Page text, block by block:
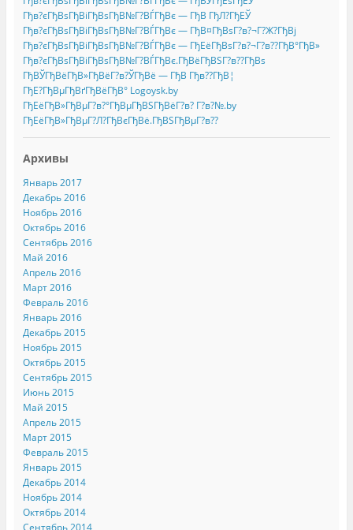
Гђв?єГђВѕГђВіГђВѕГђВ№Г?ВЃГђВє — ГђВ ГђЛ?ГђЕЎ
Гђв?єГђВѕГђВіГђВѕГђВ№Г?ВЃГђВє — ГђВ¤ГђВѕГ?в?¬Г?Ж?ГђВј
Гђв?єГђВѕГђВіГђВѕГђВ№Г?ВЃГђВє — ГђЕёГђВѕГ?в?¬Г?в??ГђВ°ГђВ»
Гђв?єГђВѕГђВіГђВѕГђВ№Г?ВЃГђВє.ГђВёГђВЅГ?в??ГђВѕ
ГђВЎГђВёГђВ»ГђВёГ?в?ЎГђВё — ГђВ Гђв??ГђВ¦
ГђЕ?ГђВµГђВґГђВёГђВ° Logoysk.by
ГђЕёГђВ»ГђВµГ?в?°ГђВµГђВЅГђВёГ?в? Г?в?№.by
ГђЕёГђВ»ГђВµГ?Л?ГђВєГђВё.ГђВЅГђВµГ?в??
Архивы
Январь 2017
Декабрь 2016
Ноябрь 2016
Октябрь 2016
Сентябрь 2016
Май 2016
Апрель 2016
Март 2016
Февраль 2016
Январь 2016
Декабрь 2015
Ноябрь 2015
Октябрь 2015
Сентябрь 2015
Июнь 2015
Май 2015
Апрель 2015
Март 2015
Февраль 2015
Январь 2015
Декабрь 2014
Ноябрь 2014
Октябрь 2014
Сентябрь 2014